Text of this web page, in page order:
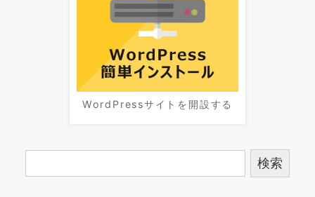
WordPressサイトを開設する